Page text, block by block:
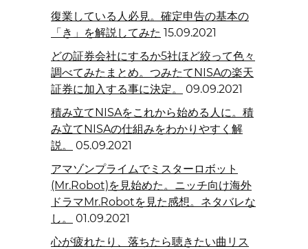
復業している人必見。確定申告の基本の
「き」を解説してみた 15.09.2021
どの証券会社にするか5社ほど絞って色々
調べてみたまとめ。つみたてNISAの楽天
証券に加入する事に決定。
09.09.2021
積み立てNISAをこれから始める人に。積
み立てNISAの仕組みをわかりやすく解
説。
05.09.2021
アマゾンプライムでミスターロボット
(Mr.Robot)を見始めた。ニッチ向け海外
ドラマMr.Robotを見た感想。ネタバレな
し。
01.09.2021
心が疲れたり、落ちたら聴きたい曲リス